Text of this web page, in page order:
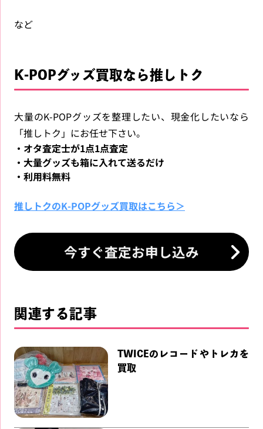
など
K-POPグッズ買取なら推しトク
大量のK-POPグッズを整理したい、現金化したいなら
「推しトク」にお任せ下さい。
・オタ査定士が1点1点査定
・大量グッズも箱に入れて送るだけ
・利用料無料
推しトクのK-POPグッズ買取はこちら＞
今すぐ査定お申し込み
関連する記事
TWICEのレコードやトレカを
買取